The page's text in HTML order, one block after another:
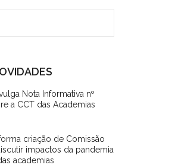
Nota Informativa nº
a CCT das Academias
criação de Comissão
impactos da pandemia
academias